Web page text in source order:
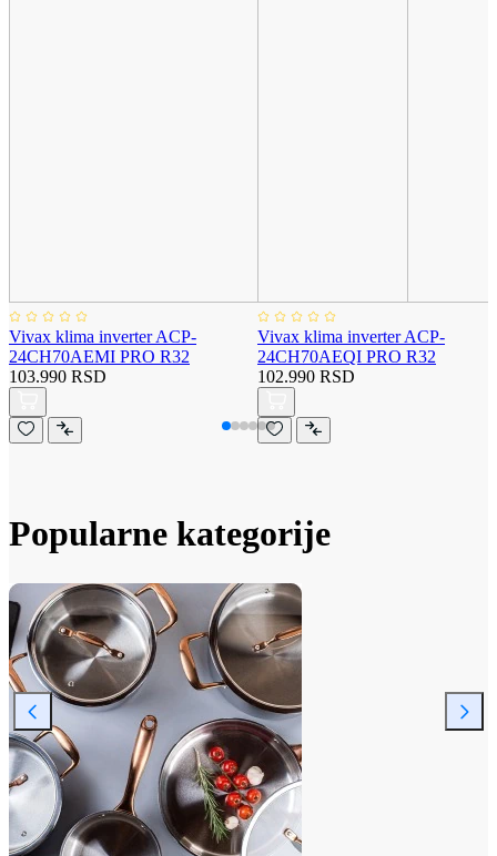
Vivax klima inverter ACP-
24CH70AEMI PRO R32
103.990 RSD
Vivax klima inverter ACP-
24CH70AEQI PRO R32
102.990 RSD
Popularne kategorije